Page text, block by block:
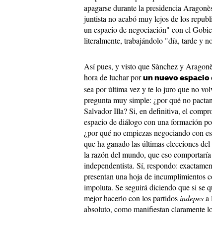
apagarse durante la presidencia
juntista no acabó muy lejos de los
un espacio de negociación" con el
literalmente, trabajándolo "día, tarde y
Así pues, y visto que Sànchez y
hora de luchar por un nuevo espacio
sea por última vez y te lo juro que no
pregunta muy simple: ¿por qué no
Salvador Illa? Si, en definitiva, el
espacio de diálogo con una formación
¿por qué no empiezas negociando con
que ha ganado las últimas elecciones
la razón del mundo, que eso
independentista. Sí, respondo:
presentan una hoja de incumplimientos
impoluta. Se seguirá diciendo que si se
mejor hacerlo con los partidosindepesa
absoluto, como manifiestan claramente